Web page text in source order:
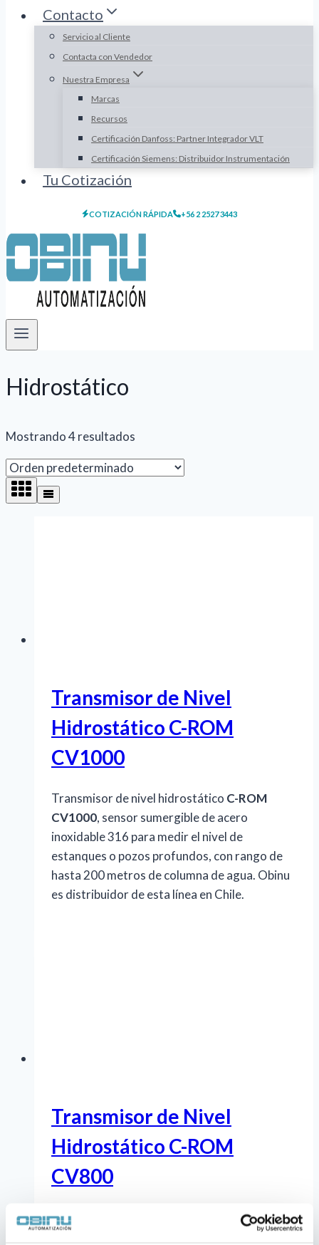
Contacto
Servicio al Cliente
Contacta con Vendedor
Nuestra Empresa
Marcas
Recursos
Certificación Danfoss: Partner Integrador VLT
Certificación Siemens: Distribuidor Instrumentación
Tu Cotización
COTIZACIÓN RÁPIDA +56 2 2527 3443
Hidrostático
Mostrando 4 resultados
Transmisor de Nivel
Hidrostático C-ROM
CV1000
Transmisor de nivel hidrostático C-ROM
CV1000, sensor sumergible de acero
inoxidable 316 para medir el nivel de
estanques o pozos profundos, con rango de
hasta 200 metros de columna de agua. Obinu
es distribuidor de esta línea en Chile.
Transmisor de Nivel
Hidrostático C-ROM
CV800
Transmisor de nivel hidrostático
C-ROM